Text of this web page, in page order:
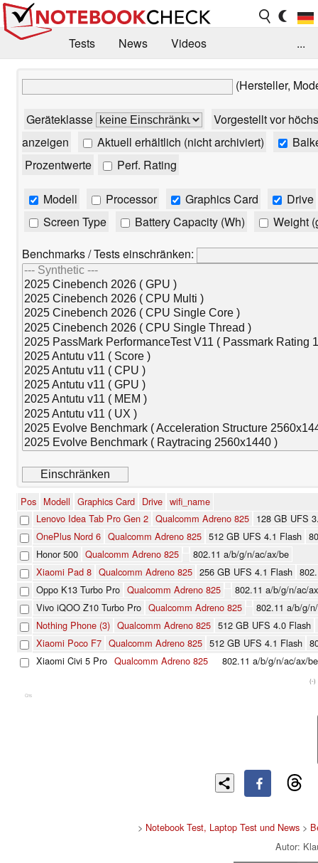
Tests News
Videos
Forum
...
(Hersteller,
Geräteklasse
Vorgestellt vor
anzeigen
Aktuell erhältlich (nicht archiviert)
Prozentwerte
Perf. Rating
Modell Processor Graphics Card
Drive
Screen Type
Battery Capacity (Wh)
Weight
Benchmarks / Tests einschränken:
Pos Modell Graphics Card Drive wifi_name
Lenovo Idea Tab Pro Gen 2 Qualcomm Adreno 825 128 GB UFS
OnePlus Nord 6 Qualcomm Adreno 825 512 GB UFS 4.1 Flash
Honor 500 Qualcomm Adreno 825
802.11 a/​b/​g/​n/​ac/​ax/​be
Xiaomi Pad 8 Qualcomm Adreno 825 256 GB UFS 4.1 Flash
Oppo K13 Turbo Pro Qualcomm Adreno 825
802.11 a/​b/​g/​n/​ac/​
Vivo iQOO Z10 Turbo Pro Qualcomm Adreno 825
802.11 a/​b/​g/​
Nothing Phone (3) Qualcomm Adreno 825 512 GB UFS 4.0 Flash
Xiaomi Poco F7 Qualcomm Adreno 825 512 GB UFS 4.1 Flash
Xiaomi Civi 5 Pro Qualcomm Adreno 825 802.11 a/​b/​g/​n/​ac/​ax/​be
(-)
Cns
> Notebook Test, Laptop Test und News >
Autor: